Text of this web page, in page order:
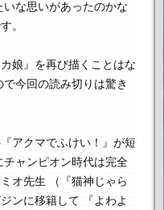
いな思いがあったのかな
。
娘』を再び描くことはな
今回の読み切りは驚き
アクマでふけい！』が短
チャンピオン時代は完全
オ先生 （『猫神じゃら
ンに移籍して 『よわよ